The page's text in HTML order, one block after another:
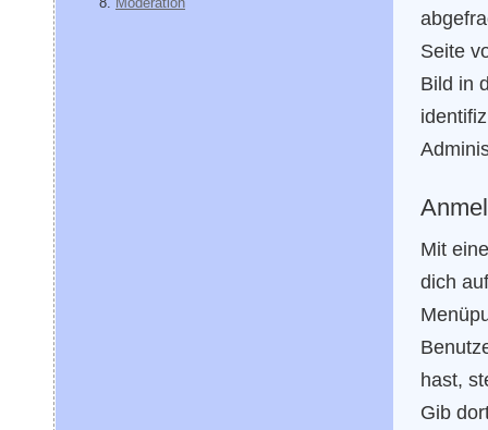
Seite
Bild in
Mit
dich
hast,
Gib